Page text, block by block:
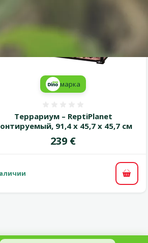
Террариум – ReptiPlanet
91,4 x 45,7 x 45,7 см
Цена
239 €
марка
В